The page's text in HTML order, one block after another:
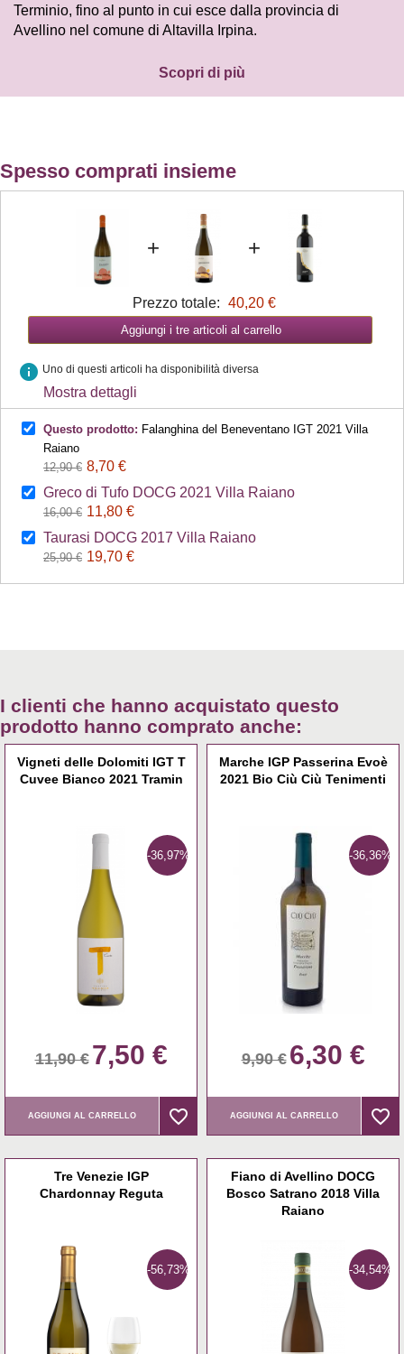
Terminio, fino al punto in cui esce dalla provincia di
Avellino nel comune di Altavilla Irpina.
Scopri di più
Spesso comprati insieme
+ +
Prezzo totale: 40,20 €
Aggiungi i tre articoli al carrello
info Uno di questi articoli ha disponibilità diversa
Mostra dettagli
Questo prodotto: Falanghina del Beneventano IGT 2021 Villa
Raiano
12,90 € 8,70 €
Greco di Tufo DOCG 2021 Villa Raiano
16,00 € 11,80 €
Taurasi DOCG 2017 Villa Raiano
25,90 € 19,70 €
I clienti che hanno acquistato questo
prodotto hanno comprato anche:
Vigneti delle Dolomiti IGT T
Cuvee Bianco 2021 Tramin
-36,97%
11,90 € 7,50 €
AGGIUNGI AL CARRELLO favorite_border
favorite_border
Marche IGP Passerina Evoè
2021 Bio Ciù Ciù Tenimenti
-36,36%
9,90 € 6,30 €
AGGIUNGI AL CARRELLO favorite_border
favorite_border
Tre Venezie IGP
Chardonnay Reguta
-56,73%
Fiano di Avellino DOCG
Bosco Satrano 2018 Villa
Raiano
-34,54%